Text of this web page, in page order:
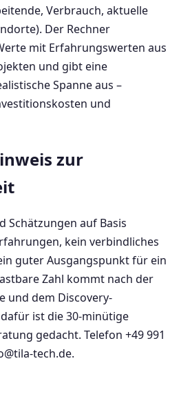
Verbrauch, aktuelle
Der Rechner
mit Erfahrungswerten aus
und gibt eine
Spanne aus –
und
zur
Schätzungen auf Basis
kein verbindliches
guter Ausgangspunkt für ein
Zahl kommt nach der
und dem Discovery-
ist die 30-minütige
gedacht. Telefon +49 991
tech.de.